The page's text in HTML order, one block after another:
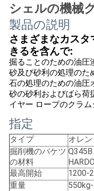
品
質
管
理
ニ
ュ
ー
ス
シェルの機械
製品の説明
さまざまなカス
きるを含んで:
掘ることのための油圧
砂及び砂利の処理のた
石の処理のための油圧
砂の砂利およびばら荷
イヤー ロープのクラム
指定
タイプ
オレ
掘削機のバケツ
の材料
最高開始
1200-
重量